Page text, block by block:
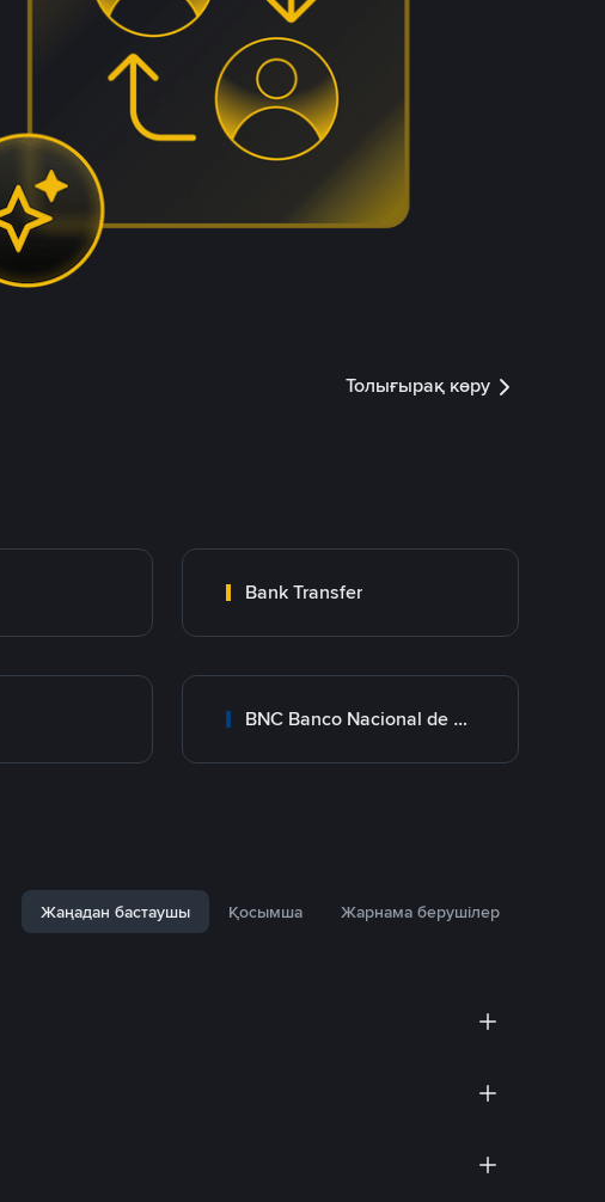
Толығырақ көру
Bank Transfer
BNC Banco Nacional de Crédito
Жаңадан бастаушы Қосымша Жарнама берушілер